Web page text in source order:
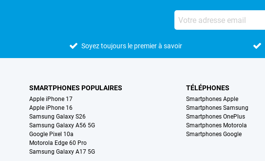
Soyez toujours le premier à savoir
SMARTPHONES POPULAIRES
Apple iPhone 17
Apple iPhone 16
Samsung Galaxy S26
Samsung Galaxy A56 5G
Google Pixel 10a
Motorola Edge 60 Pro
Samsung Galaxy A17 5G
TÉLÉPHONES
Smartphones Apple
Smartphones Samsung
Smartphones OnePlus
Smartphones Motorola
Smartphones Google